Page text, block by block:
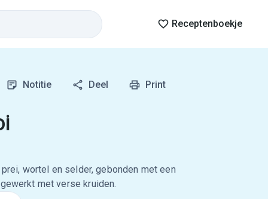
Receptenboekje
Notitie Deel Print
wortel en selder, gebonden met een
met verse kruiden.